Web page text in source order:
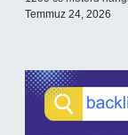
Temmuz 24, 2026